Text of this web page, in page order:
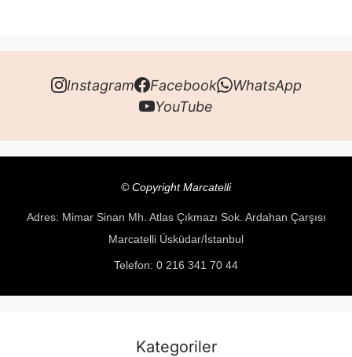
Instagram Facebook
WhatsApp
YouTube
© Copyright Marcatelli
Adres: Mimar Sinan Mh. Atlas Çıkmazı Sok. Ardahan Çarşısı
Marcatelli Üsküdar/İstanbul
Telefon: 0 216 341 70 44
Kategoriler